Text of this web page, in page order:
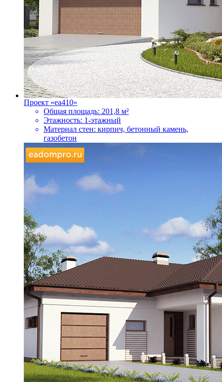
Проект «ea410»
Общая площадь: 201,8 м²
Этажность: 1-этажный
Материал стен: кирпич, бетонный камень,
газобетон